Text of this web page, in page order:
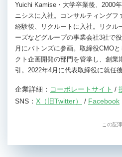
Yuichi Kamise・大学卒業後、2000
ニシスに入社。コンサルティングフ
経験後、リクルートに入社。リクル
ーズなどグループの事業会社3社で
月にバトンズに参画。取締役CMO
クト企画開発の部門を管掌し、創業
引。2022年4月に代表取締役に就任
企業詳細： コーポレートサイト /
SNS： X（旧Twitter） / Facebook
この記